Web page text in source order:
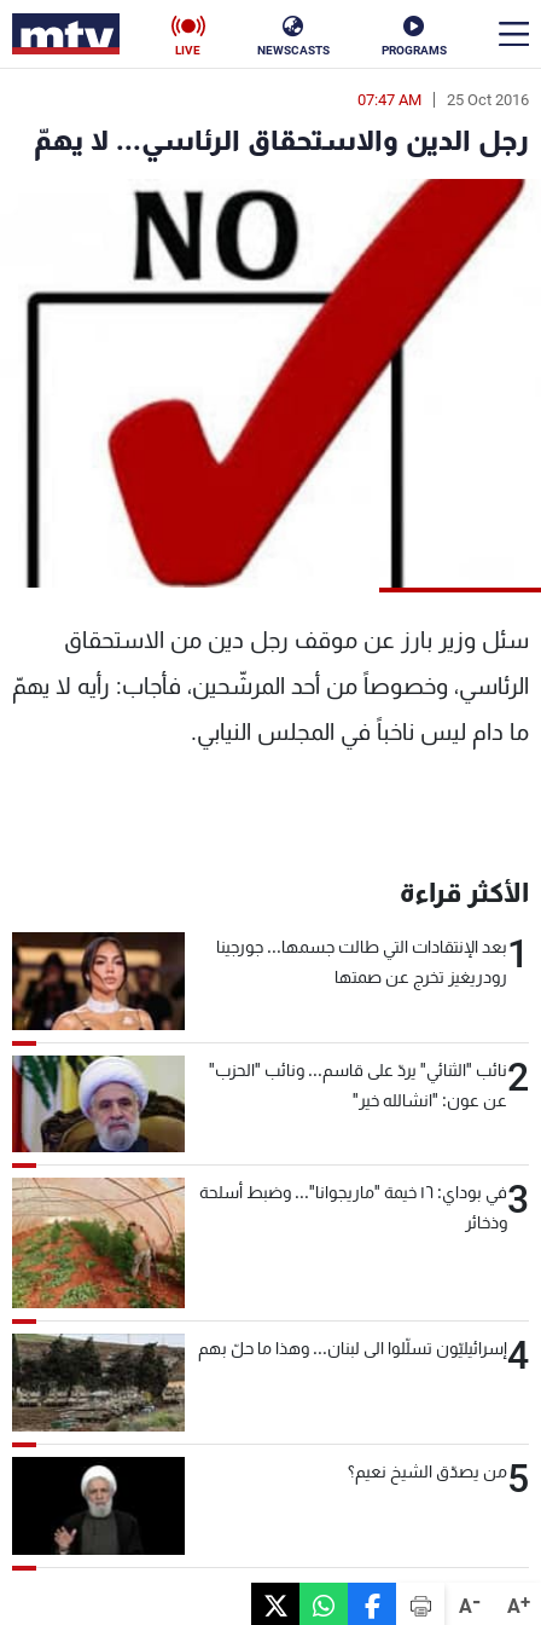
PROGRAMS
NEWSCASTS
LIVE
A+
A-
25 Oct 2016
07:47 AM
رجل الدين والاستحقاق الرئاسي... لا يهمّ
سئل وزير بارز عن موقف رجل دين من الاستحقاق
الرئاسي، وخصوصاً من أحد المرشّحين، فأجاب: رأيه لا يهمّ
ما دام ليس ناخباً في المجلس النيابي.
الأكثر قراءة
1بعد الإنتقادات التي طالت جسمها... جورجينا
رودريغيز تخرج عن صمتها
2نائب "الثنائي" يردّ على قاسم... ونائب "الحزب"
عن عون: "انشالله خير"
3
في بوداي: ١٦ خيمة "ماريجوانا"... وضبط أسلحة
وذخائر
4إسرائيليّون تسلّلوا الى لبنان... وهذا ما حلّ بهم
5من يصدّق الشيخ نعيم؟
en
الأخبار
سياسة ناس
فن
عن MTV
الإنـتـاج
لاعلاناتكم
وظائف
تواصل معنا
شروط الإسـتخدام
سياسة الخصوصية